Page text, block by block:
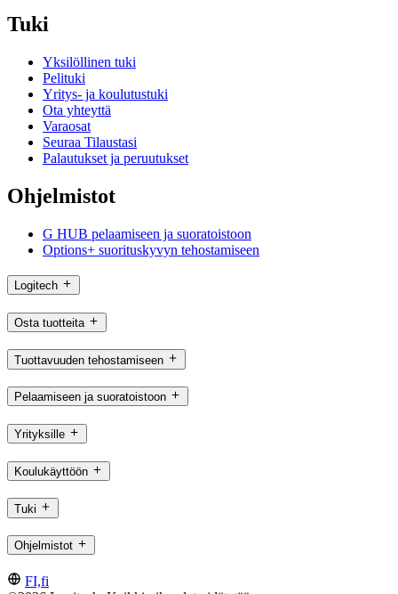
Tuki
Yksilöllinen tuki
Pelituki
Yritys- ja koulutustuki
Ota yhteyttä
Varaosat
Seuraa Tilaustasi
Palautukset ja peruutukset
Ohjelmistot
G HUB pelaamiseen ja suoratoistoon
Options+ suorituskyvyn tehostamiseen
Logitech
Osta tuotteita
Tuottavuuden tehostamiseen
Pelaamiseen ja suoratoistoon
Yrityksille
Koulukäyttöön
Tuki
Ohjelmistot
FI,fi